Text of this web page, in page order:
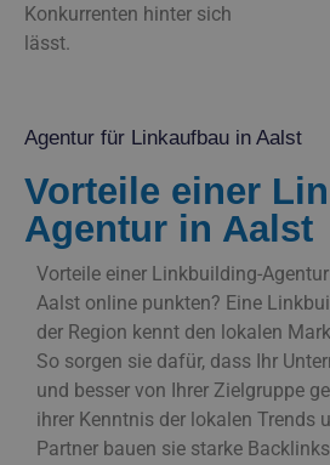
Konkurrenten hinter sich
lässt.
Agentur für Linkaufbau in Aalst
Vorteile einer
Agentur in Aalst
Vorteile einer Linkbuilding-
Aalst online punkten? Eine
der Region kennt den lokalen
So sorgen sie dafür, dass Ihr
und besser von Ihrer Zielgruppe
ihrer Kenntnis der lokalen Trends
Partner bauen sie starke